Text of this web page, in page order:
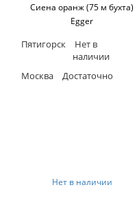
Сиена оранж (75 м бухта)
Egger
Пятигорск
Нет в
наличии
Москва
Достаточно
Нет в наличии